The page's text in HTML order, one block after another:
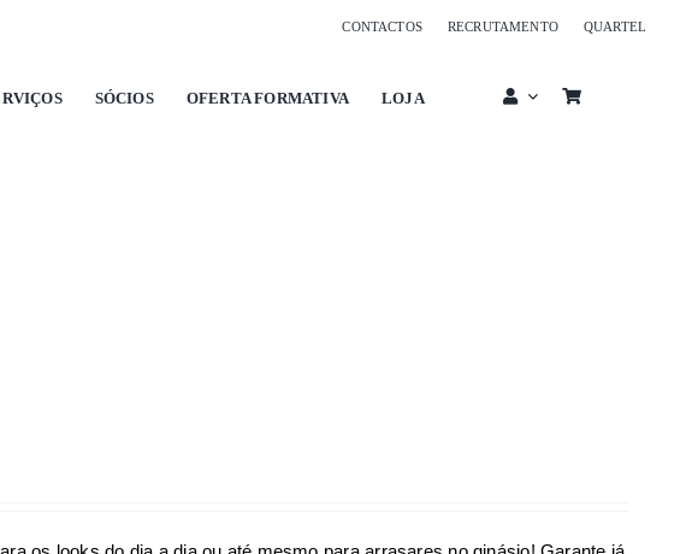
CONTACTOS RECRUTAMENTO QUARTEL
SÓCIOS OFERTA FORMATIVA LOJA